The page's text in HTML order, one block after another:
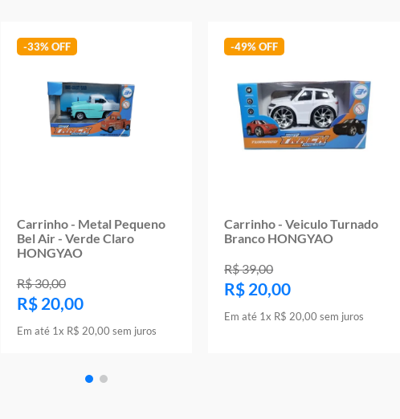
-33%
Carrinho - Metal Pequeno
Bel Air - Verde Claro
HONGYAO
R$30,00
R$ 20,00
Em até 1x R$ 20,00 sem juros
-49%
Carrinho - Veiculo Turnado
Branco HONGYAO
R$39,00
R$ 20,00
Em até 1x R$ 20,00 sem juros